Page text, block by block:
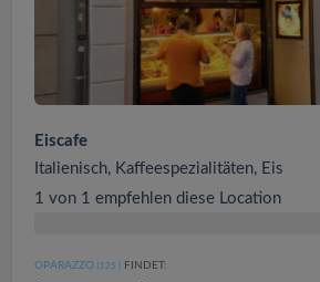
Eiscafe
Italienisch, Kaffeespezialitäten, Eis
1 von 1 empfehlen diese Location
OPARAZZO (125 ) FINDET: